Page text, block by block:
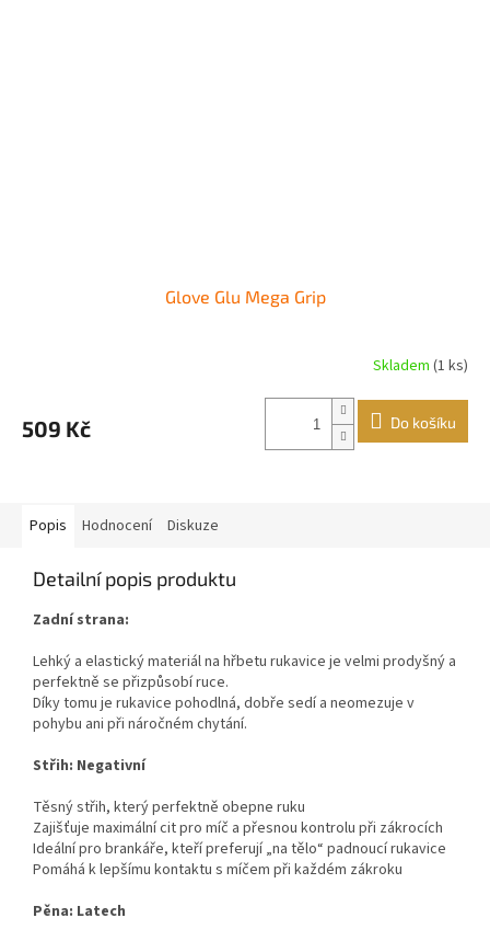
Glove Glu Mega Grip
je
hvězdiček.
Skladem(1 ks)
509 Kč Do košíku
Popis Hodnocení Diskuze
Detailní popis produktu
Zadní strana:
Lehký a elastický materiál na hřbetu rukavice je velmi prodyšný a
perfektně se přizpůsobí ruce.
Díky tomu je rukavice pohodlná, dobře sedí a neomezuje v
pohybu ani při náročném chytání.
Střih: Negativní
Těsný střih, který perfektně obepne ruku
Zajišťuje maximální cit pro míč a přesnou kontrolu při zákrocích
Ideální pro brankáře, kteří preferují „na tělo“ padnoucí rukavice
Pomáhá k lepšímu kontaktu s míčem při každém zákroku
Pěna: Latech